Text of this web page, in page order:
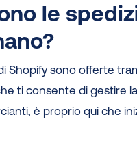
le
Shopify sono offerte
ti consente di gestire
è proprio qui che